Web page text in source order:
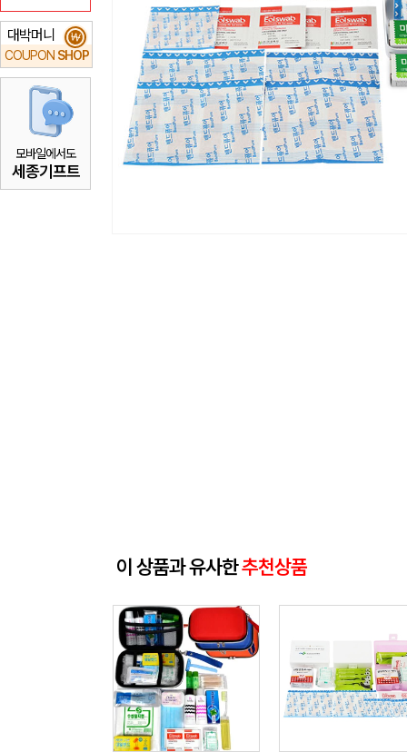
대박머니
COUPON SHOP
₩
모바일에서도
세종기프트
이 상품과 유사한추천상품